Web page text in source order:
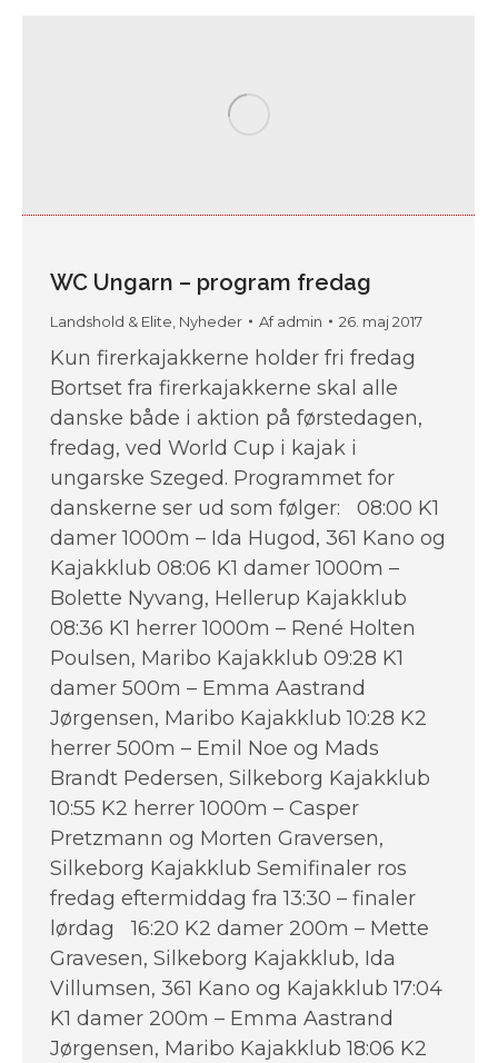
WC Ungarn – program fredag
Landshold & Elite, Nyheder Afadmin 26. maj 2017
Kun firerkajakkerne holder fri fredag
Bortset fra firerkajakkerne skal alle
danske både i aktion på førstedagen,
fredag, ved World Cup i kajak i
ungarske Szeged. Programmet for
danskerne ser ud som følger: 08:00 K1
damer 1000m – Ida Hugod, 361 Kano og
Kajakklub 08:06 K1 damer 1000m –
Bolette Nyvang, Hellerup Kajakklub
08:36 K1 herrer 1000m – René Holten
Poulsen, Maribo Kajakklub 09:28 K1
damer 500m – Emma Aastrand
Jørgensen, Maribo Kajakklub 10:28 K2
herrer 500m – Emil Noe og Mads
Brandt Pedersen, Silkeborg Kajakklub
10:55 K2 herrer 1000m – Casper
Pretzmann og Morten Graversen,
Silkeborg Kajakklub Semifinaler ros
fredag eftermiddag fra 13:30 – finaler
lørdag 16:20 K2 damer 200m – Mette
Gravesen, Silkeborg Kajakklub, Ida
Villumsen, 361 Kano og Kajakklub 17:04
K1 damer 200m – Emma Aastrand
Jørgensen, Maribo Kajakklub 18:06 K2